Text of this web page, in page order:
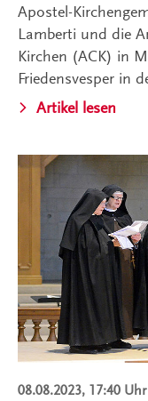
Apostel-
Lamberti und die
Kirchen (ACK) in
Friedensvesper in
Artikel lesen
08.08.2023, 17:40 Uhr